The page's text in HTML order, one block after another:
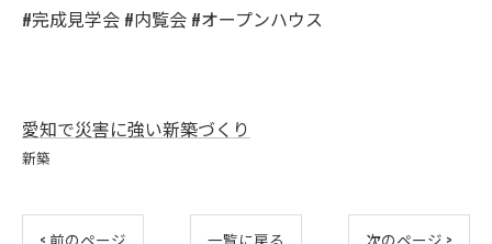
#完成見学会 #内覧会 #オープンハウス
愛知で災害に強い新築づくり
新築
< 前のページ 一覧に戻る 次のページ >